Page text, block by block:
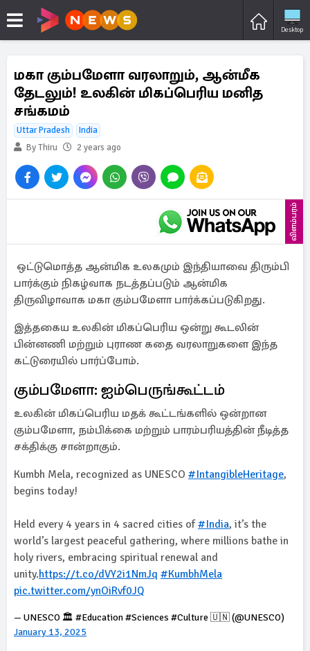
Desktop
மகா கும்பமேளா வரலாறும், ஆன்மீக
தேடலும்! உலகின் மிகப்பெரிய மனித
சங்கமம்
Uttar Pradesh
India
By Thiru
2 years ago
விளம்பரம்
ஒட்டுமொத்த ஆன்மிக உலகமும் இந்தியாவை திரும்பி
பார்க்கும் நிகழ்வாக நடத்தப்படும் ஆன்மிக
திருவிழாவாக மகா கும்பமேளா பார்க்கப்படுகிறது.
இத்தகைய உலகின் மிகப்பெரிய ஒன்று கூடலின்
பின்னணி மற்றும் புராண கதை வரலாறுகளை இந்த
கட்டுரையில் பார்ப்போம்.
கும்பமேளா: ஐம்பெருங்கூட்டம்
உலகின் மிகப்பெரிய மதக் கூட்டங்களில் ஒன்றான
கும்பமேளா, நம்பிக்கை மற்றும் பாரம்பரியத்தின் நீடித்த
சக்திக்கு சான்றாகும்.
Kumbh Mela, recognized as UNESCO #IntangibleHeritage,
begins today!
Held every 4 years in 4 sacred cities of#India, it’s the
world’s largest peaceful gathering, where millions bathe in
holy rivers, embracing spiritual renewal and
unity.https://t.co/dVY2i1NmJq #KumbhMela
pic.twitter.com/ynOiRvf0JQ
— UNESCO 🏛️ #Education #Sciences #Culture 🇺🇳 (@UNESCO)
January 13, 2025